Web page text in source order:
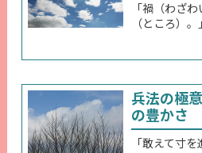
「禍（わざ
（ところ）。」
兵法の極
の豊かさ
「敢えて寸